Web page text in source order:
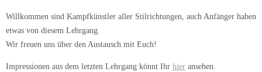
Willkommen sind Kampfkünstler aller Stilrichtungen, auch Anfänger haben
etwas von diesem Lehrgang.
Wir freuen uns über den Austausch mit Euch!
Impressionen aus dem letzten Lehrgang könnt Ihr hier ansehen.